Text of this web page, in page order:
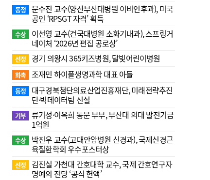
동정
문수진 교수( 양산부산대병원 이비인후과), 미국
공인 ‘RPSGT 자격’ 획득
수상
이선영 교수(건국대병원 소화기내과), 스프링거
네이처 ‘2026년 편집 공로상’
선정 경기 의왕시 365키즈병원, 달빛어린이병원
화촉 조재민 하이플생명과학 대표 아들
동정
대구경북첨단의료산업진흥재단, 미래전략추진
단·빅데이터팀 신설
기부 류기성·이옥희 동문 부부, 부산대 의대 발전기금
1억원
수상
박진우 교수(고대안암병원 신경과), 국제신경근
육질환학회 우수포스터상
선정
김진실 가천대 간호대학 교수, 국제 간호연구자
명예의 전당 ‘공식 헌액’